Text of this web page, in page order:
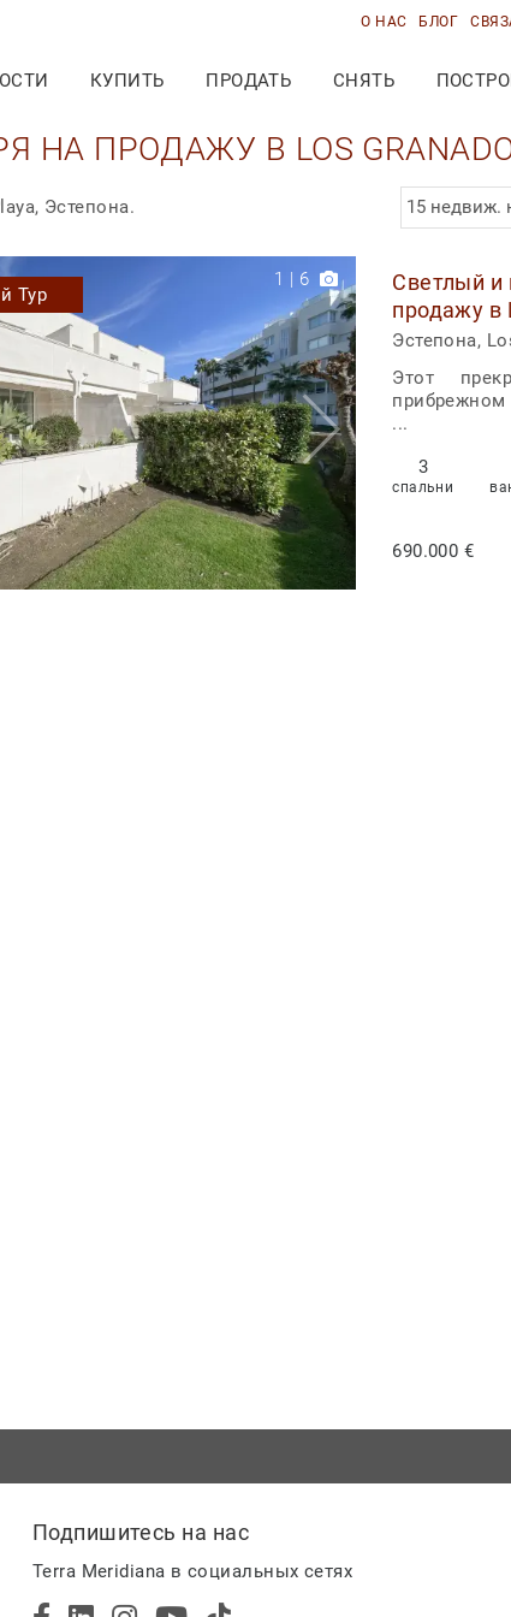
О НАС БЛОГ
КУПИТЬ ПРОДАТЬ СНЯТЬ
ПРОДАЖУ В LOS
Эстепона. 15 недвиж.
1 | 6
Тур
Светлый и
продажу в
Милей,
Эстепона,
Этот
прибрежном
...
3
спальни
690.000 €
Подпишитесь на нас
Terra Meridiana в социальных сетях